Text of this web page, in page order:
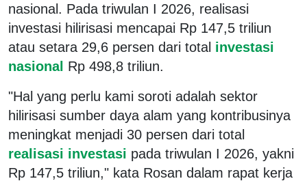
nasional. Pada triwulan I 2026, realisasi
investasi hilirisasi mencapai Rp 147,5 triliun
atau setara 29,6 persen dari total investasi
nasional Rp 498,8 triliun.
"Hal yang perlu kami soroti adalah sektor
hilirisasi sumber daya alam yang kontribusinya
meningkat menjadi 30 persen dari total
realisasi investasi pada triwulan I 2026, yakni
Rp 147,5 triliun," kata Rosan dalam rapat kerja